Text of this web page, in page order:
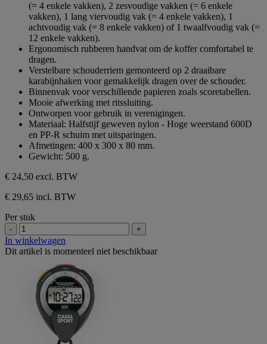
sterren.
(= 4 enkele vakken), 2 zesvoudige vakken (= 6 enkele
vakken), 1 lang viervoudig vak (= 4 enkele vakken), 1
achtvoudig vak (= 8 enkele vakken) of 1 twaalfvoudig vak (=
12 enkele vakken).
Ergonomisch rubberen handvat om de koffer comfortabel te
dragen.
Verstelbare schouderriem gemonteerd op 2 draaibare
karabijnhaken voor gemakkelijk dragen over de schouder.
Binnenvak voor verschillende papieren zoals scoretabellen.
Mooie afwerking met ritssluiting.
Ontworpen voor gebruik in verenigingen.
Materiaal: Halfstijf geweven nylon - Hoge weerstand 600D
en PP-R schuim met uitsparingen.
Afmetingen: 400 x 300 x 80 mm.
Gewicht: 500 g.
€ 24,50 excl. BTW
€ 29,65 incl. BTW
Per stuk
- +
In winkelwagen
Dit artikel is momenteel niet beschikbaar